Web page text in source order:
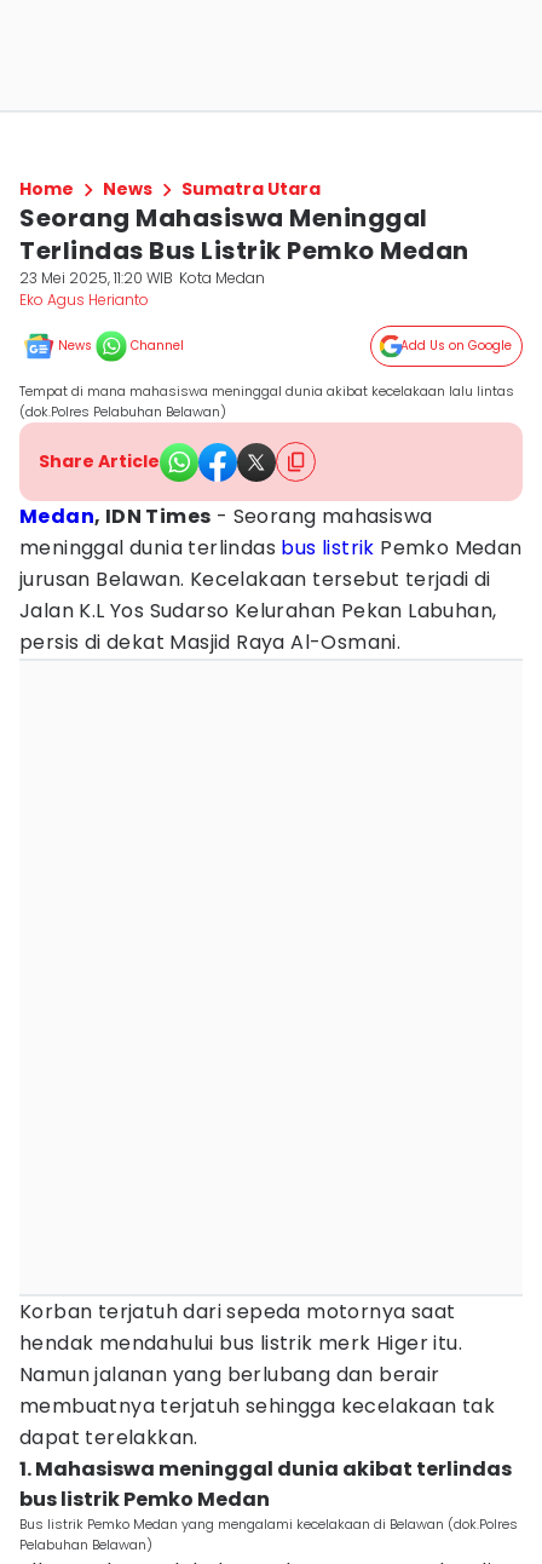
Home News Sumatra Utara
Seorang Mahasiswa Meninggal
Terlindas Bus Listrik Pemko Medan
23 Mei 2025, 11:20 WIB Kota Medan
Eko Agus Herianto
News Channel Add Us on Google
Tempat di mana mahasiswa meninggal dunia akibat kecelakaan lalu lintas
(dok.Polres Pelabuhan Belawan)
Share Article
Medan, IDN Times - Seorang mahasiswa
meninggal dunia terlindas bus listrik Pemko Medan
jurusan Belawan. Kecelakaan tersebut terjadi di
Jalan K.L Yos Sudarso Kelurahan Pekan Labuhan,
persis di dekat Masjid Raya Al-Osmani.
Korban terjatuh dari sepeda motornya saat
hendak mendahului bus listrik merk Higer itu.
Namun jalanan yang berlubang dan berair
membuatnya terjatuh sehingga kecelakaan tak
dapat terelakkan.
1. Mahasiswa meninggal dunia akibat terlindas
bus listrik Pemko Medan
Bus listrik Pemko Medan yang mengalami kecelakaan di Belawan (dok.Polres
Pelabuhan Belawan)